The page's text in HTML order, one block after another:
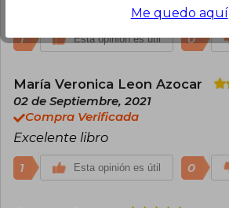
que no puedes dejar de leer
1 Esta opinión es útil 0
María Veronica Leon Azocar
02 de Septiembre, 2021
Compra Verificada
Excelente libro
1 Esta opinión es útil 0
Me quedo aquí